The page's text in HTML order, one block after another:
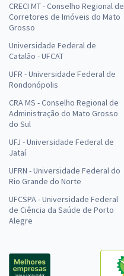
CRECI MT - Conselho Regional de
Corretores de Imóveis do Mato
Grosso
Universidade Federal de
Catalão - UFCAT
UFR - Universidade Federal de
Rondonópolis
CRA MS - Conselho Regional de
Administração do Mato Grosso
do Sul
UFJ - Universidade Federal de
Jataí
UFRN - Universidade Federal do
Rio Grande do Norte
UFCSPA - Universidade Federal
de Ciência da Saúde de Porto
Alegre